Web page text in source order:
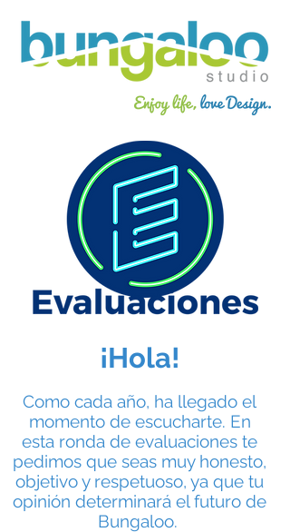
¡Hola!
Como cada año, ha llegado el
momento de escucharte. En
esta ronda de evaluaciones te
pedimos que seas muy honesto,
objetivo y respetuoso, ya que tu
opinión determinará el futuro de
Bungaloo.